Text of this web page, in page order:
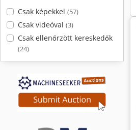
Csak képekkel (57)
Csak videóval (3)
Csak ellenőrzött kereskedők
(24)